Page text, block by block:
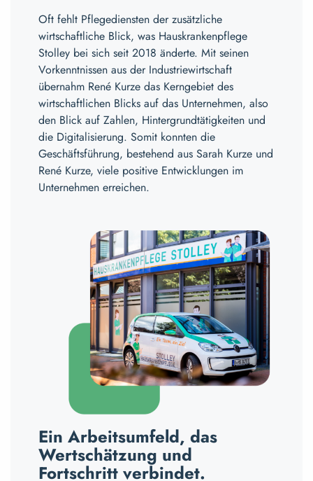
Oft fehlt Pflegediensten der zusätzliche
wirtschaftliche Blick, was Hauskrankenpflege
Stolley bei sich seit 2018 änderte. Mit seinen
Vorkenntnissen aus der Industriewirtschaft
übernahm René Kurze das Kerngebiet des
wirtschaftlichen Blicks auf das Unternehmen, also
den Blick auf Zahlen, Hintergrundtätigkeiten und
die Digitalisierung. Somit konnten die
Geschäftsführung, bestehend aus Sarah Kurze und
René Kurze, viele positive Entwicklungen im
Unternehmen erreichen.
Ein Arbeitsumfeld, das
Wertschätzung und
Fortschritt verbindet.